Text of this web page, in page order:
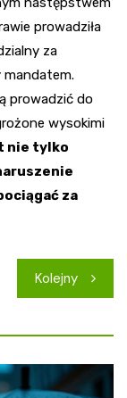
prowadziła
za
mandatem.
prowadzić do
wysokimi
nie tylko
za
Kolejny